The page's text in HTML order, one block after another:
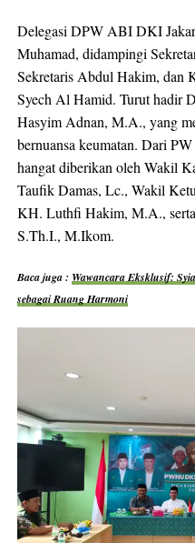
Delegasi DPW ABI DKI
Muhamad, didampingi
Sekretaris Abdul Hakim, dan
Syech Al Hamid. Turut hadir
Hasyim Adnan, M.A., yang
bernuansa keumatan. Dari
hangat diberikan oleh Wakil
Taufik Damas, Lc., Wakil
KH. Luthfi Hakim, M.A.,
S.Th.I., M.Ikom.
Baca juga : Wawancara Eksklusif:
sebagai Ruang Harmoni